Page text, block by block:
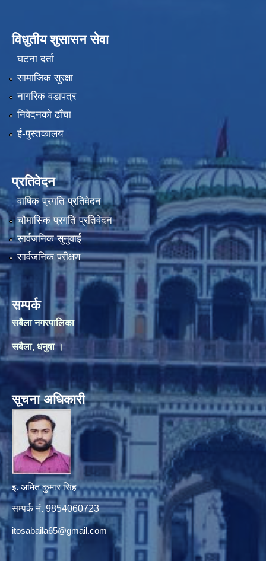
विधुतीय शुसासन सेवा
घटना दर्ता
सामाजिक सुरक्षा
नागरिक वडापत्र
निवेदनको ढाँचा
ई-पुस्तकालय
प्रतिवेदन
वार्षिक प्रगति प्रतिवेदन
चौमासिक प्रगति प्रतिवेदन
सार्वजनिक सुनुवाई
सार्वजनिक परीक्षण
सम्पर्क
सबैला नगरपालिका
सबैला, धनुषा ।
सूचना अधिकारी
इ. अमित कुमार सिंह
सम्पर्क नं. 9854060723
itosabaila65@gmail.com